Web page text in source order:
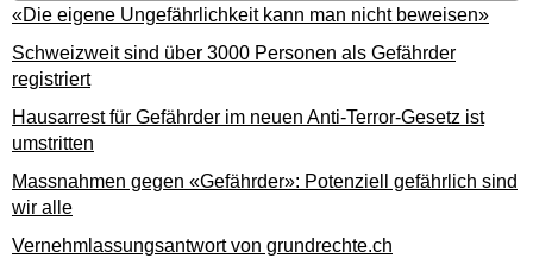
«Die eigene Ungefährlichkeit kann man nicht beweisen»
Schweizweit sind über 3000 Personen als Gefährder
registriert
Hausarrest für Gefährder im neuen Anti-Terror-Gesetz ist
umstritten
Massnahmen gegen «Gefährder»: Potenziell gefährlich sind
wir alle
Vernehmlassungsantwort von grundrechte.ch